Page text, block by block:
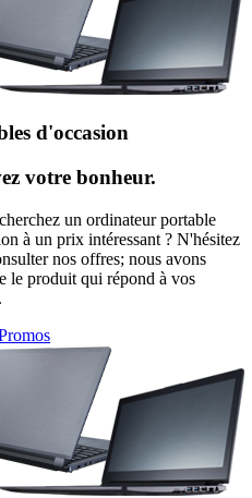
d'occasion
votre bonheur.
un ordinateur portable
à un prix intéressant ? N'hésitez
nos offres; nous avons
le produit qui répond à vos